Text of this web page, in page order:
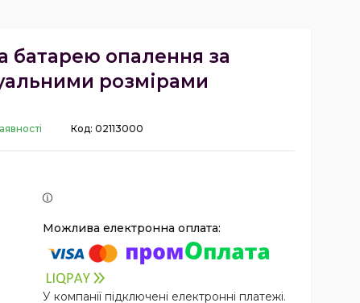
батарею опалення за
розмірами
Код: 02113000
У компанії підключені електронні платежі.